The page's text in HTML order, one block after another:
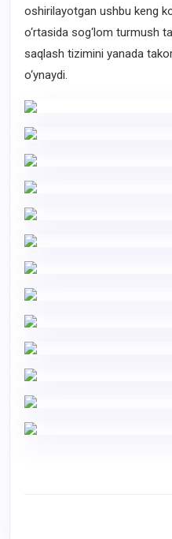
oshirilayotgan ushbu keng
o‘rtasida sog‘lom turmush
saqlash tizimini yanada
o‘ynaydi.